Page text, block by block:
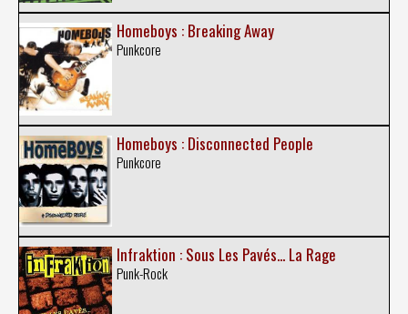
Homeboys : Breaking Away
Punkcore
Homeboys : Disconnected People
Punkcore
Infraktion : Sous Les Pavés... La Rage
Punk-Rock